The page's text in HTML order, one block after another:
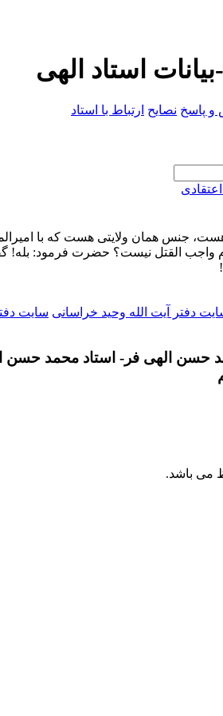
استاد الهی
پاسخ نصایح ارتباط با استاد
هست، جنس همان ولایتی هست که با
القتل نیست؟ حضرت فرمود: بله!
دفتر آیت الله وحید خراسانی سایت
حسن الهی فر- استاد محمد حسن
می باشد.